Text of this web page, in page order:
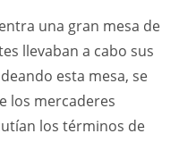
una gran mesa de
llevaban a cabo sus
esta mesa, se
los mercaderes
los términos de